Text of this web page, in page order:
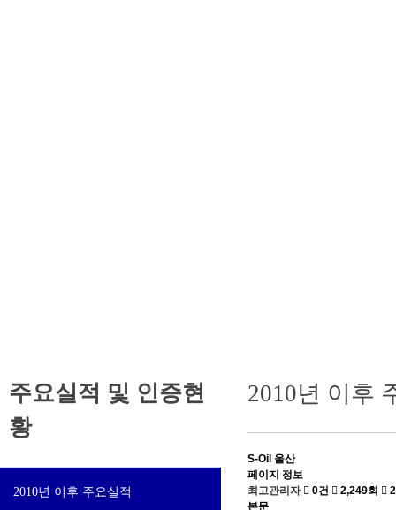
주요실적 및 인증현
황
2010년 이후 주요실적
2010년 이후
S-Oil 울산
페이지 정보
최고관리자
0건 2,249회
본문